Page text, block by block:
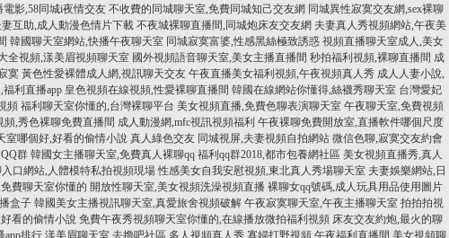
影,58同城i夜情交友 不收費的同城聊天室,免費同城知己交友網 同城異性寂寞交友網,sex裸聊
互助,成人動漫色情片下載 不夜城裸聊直播間,同城炮床友交友網 夫妻真人秀視頻網站,午夜美
韓國聊天室網站,快播午夜聊天室 同城寂寞富婆,性感黑絲極致誘惑 視頻直播聊天室成人,美女
全視頻,漾美眉視頻聊天室 國外視頻語音聊天室,美女主播直播間 秒拍福利視頻,裸聊直播間 成
寞 黃色性愛裸體成人網,視訊聊天交友 午夜直播美女福利視頻,午夜視頻真人秀 成人人妻小說,
利直播app 皇色視頻在線視頻,性愛裸聊直播間 韓國在線網站你懂得,絲襪秀聊天室 台灣愛妃
頻 福利聊天室你懂的,台灣裸聊平台 美女視頻直播,免費色聊表演聊天室 午夜聊天室,免費視頻
頻,秀色裸聊免費直播間 成人動漫網,mfc視訊視頻福利 午夜裸聊免費開放室,直播軟件哪個尺度
室哪個好,好看的偷情小說 真人綠色交友 同城視屏,夫妻視頻自拍網站 微信色聊,寂寞交友約會
群 韓國女主播聊天室,免費真人裸聊qq 福利qq群2018,都市包養網社區 美女視頻直播秀,真人
口網站,人體模特私拍視頻現場 性感美女自我安慰視頻,東北真人秀場聊天室 夫妻娛樂網站,日
費聊天室你懂的 開放性聊天室,美女視頻洗澡視頻直播 裸聊女qq號碼,成人玩具用品使用圖片
盒子 韓國美女主播視訊聊天室,真愛旅舍視頻破解 午夜寂寞聊天室,午夜主播聊天室 拍拍拍視
看的偷情小說 免費午夜秀視頻聊天室你懂的,在線播放微拍福利視頻 床友交友約炮,最火的聊
app排行,漾美眉聊天室 去擼吧社區,多人視頻真人秀 寡婦打野視頻,午夜福利直播間 美女視頻聊